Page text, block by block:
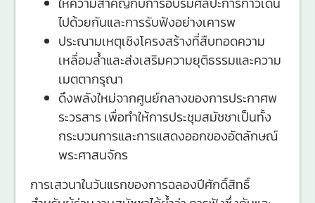
ไปด้วยกันและการรับฟังอย่างเคารพ
ประณามเหตุเชิงโครงสร้างที่สืบทอดความ
เหลื่อมล้ำและส่งเสริมความยุติธรรมและความ
เมตตากรุณา
ดึงพลังใหม่จากศูนย์กลางของการประกาศพ
ระวรสาร เพื่อทำให้การประชุมสมัชชาเป็นทั้ง
กระบวนการและการแสดงออกของอัตลักษณ์
พระศาสนจักร
การเสวนาในวันแรกของการฉลองปีศักดิ์สิทธิ์